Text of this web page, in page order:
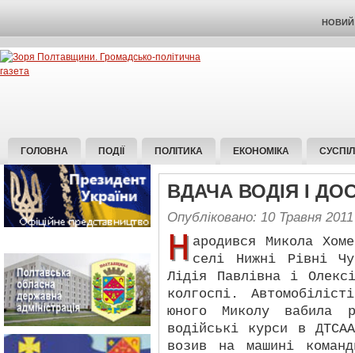
НОВИЙ
ГОЛОВНА ПОДІЇ ПОЛІТИКА ЕКОНОМІКА
ВДАЧА ВОДІЯ І
Опубліковано: 10 Травня 2011
Н ародився Микола
селі Нижні Рівні
Лідія Павлівна і
колгоспі.
юного Миколу вабила
водійські курси в
возив на машині